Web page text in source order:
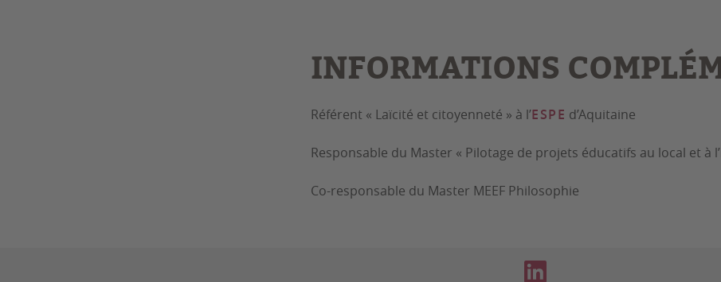
INFORMATIONS
Référent « Laïcité et citoyenneté » à l’ESPE d’Aquitaine
Responsable du Master « Pilotage de projets éducatifs au local et à
Co-responsable du Master MEEF Philosophie